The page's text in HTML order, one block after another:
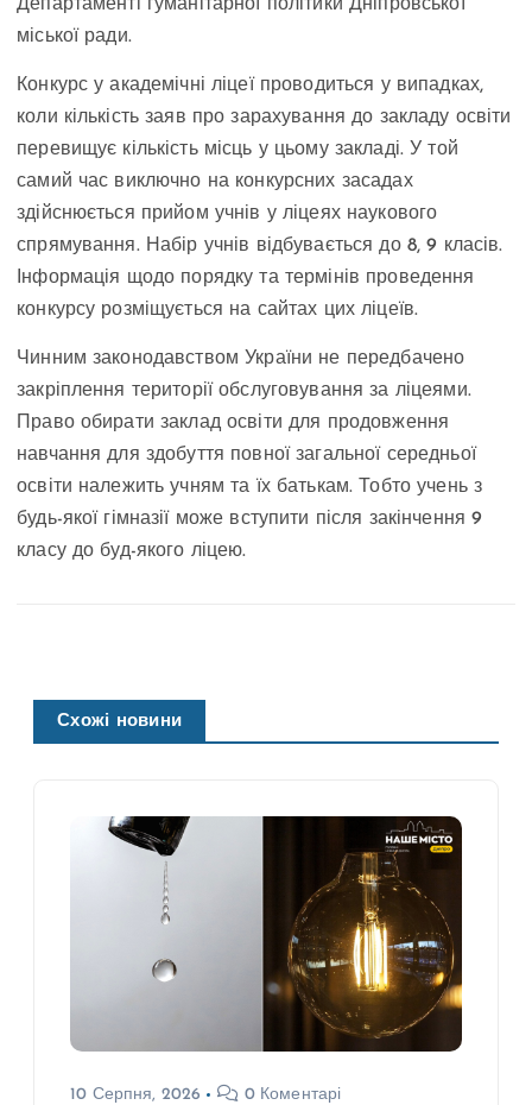
Департаменті гуманітарної політики Дніпровської
міської ради.
Конкурс у академічні ліцеї проводиться у випадках,
коли кількість заяв про зарахування до закладу освіти
перевищує кількість місць у цьому закладі. У той
самий час виключно на конкурсних засадах
здійснюється прийом учнів у ліцеях наукового
спрямування. Набір учнів відбувається до 8, 9 класів.
Інформація щодо порядку та термінів проведення
конкурсу розміщується на сайтах цих ліцеїв.
Чинним законодавством України не передбачено
закріплення території обслуговування за ліцеями.
Право обирати заклад освіти для продовження
навчання для здобуття повної загальної середньої
освіти належить учням та їх батькам. Тобто учень з
будь-якої гімназії може вступити після закінчення 9
класу до буд-якого ліцею.
Схожі новини
10 Серпня, 2026 0 Коментарі